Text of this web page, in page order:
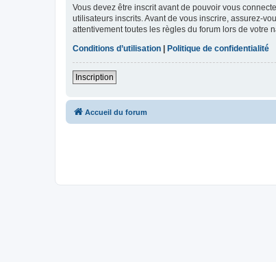
Vous devez être inscrit avant de pouvoir vous
utilisateurs inscrits. Avant de vous inscrire, assurez-
attentivement toutes les règles du forum lors de votre
Conditions d’utilisation
Politique de confidentialité
Inscription
Accueil du forum